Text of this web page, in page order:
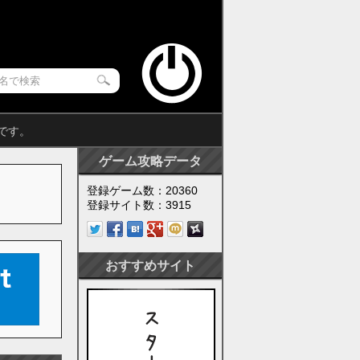
。
ゲーム攻略データ
登録ゲーム数：20360
登録サイト数：3915
おすすめサイト